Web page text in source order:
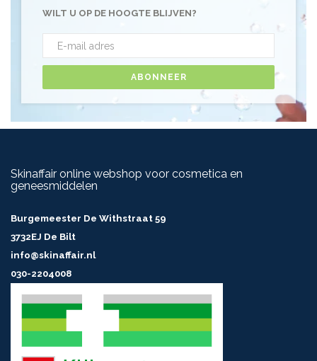
WILT U OP DE HOOGTE BLIJVEN?
ABONNEER
Skinaffair online webshop voor cosmetica en
geneesmiddelen
Burgemeester De Withstraat 59
3732EJ De Bilt
info@skinaffair.nl
030-2204008